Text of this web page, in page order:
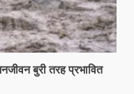
बुरी तरह प्रभावित